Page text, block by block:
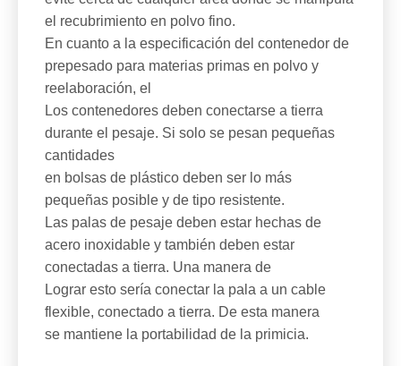
el recubrimiento en polvo fino.
En cuanto a la especificación del contenedor de
prepesado para materias primas en polvo y
reelaboración, el
Los contenedores deben conectarse a tierra
durante el pesaje. Si solo se pesan pequeñas
cantidades
en bolsas de plástico deben ser lo más
pequeñas posible y de tipo resistente.
Las palas de pesaje deben estar hechas de
acero inoxidable y también deben estar
conectadas a tierra. Una manera de
Lograr esto sería conectar la pala a un cable
flexible, conectado a tierra. De esta manera
se mantiene la portabilidad de la primicia.